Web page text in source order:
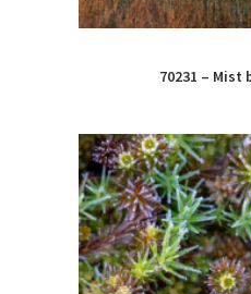
70231 – Mist